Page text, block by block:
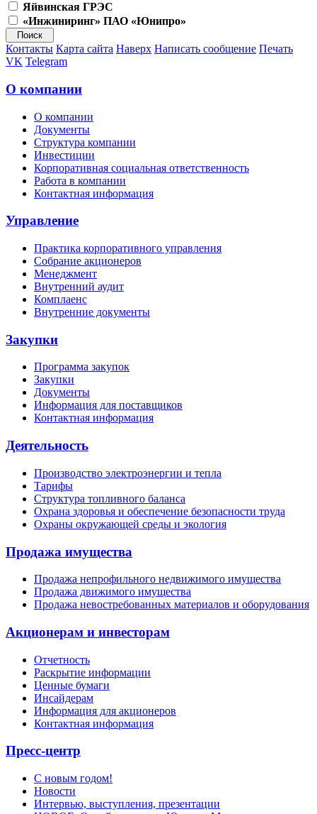
Яйвинская ГРЭС
«Инжиниринг» ПАО «Юнипро»
Контакты Карта сайта Наверх Написать сообщение Печать
VK Telegram
О компании
О компании
Документы
Структура компании
Инвестиции
Корпоративная социальная ответственность
Работа в компании
Контактная информация
Управление
Практика корпоративного управления
Собрание акционеров
Менеджмент
Внутренний аудит
Комплаенс
Внутренние документы
Закупки
Программа закупок
Закупки
Документы
Информация для поставщиков
Контактная информация
Деятельность
Производство электроэнергии и тепла
Тарифы
Структура топливного баланса
Охрана здоровья и обеспечение безопасности труда
Охраны окружающей среды и экология
Продажа имущества
Продажа непрофильного недвижимого имущества
Продажа движимого имущества
Продажа невостребованных материалов и оборудования
Акционерам и инвесторам
Отчетность
Раскрытие информации
Ценные бумаги
Инсайдерам
Информация для акционеров
Контактная информация
Пресс-центр
С новым годом!
Новости
Интервью, выступления, презентации